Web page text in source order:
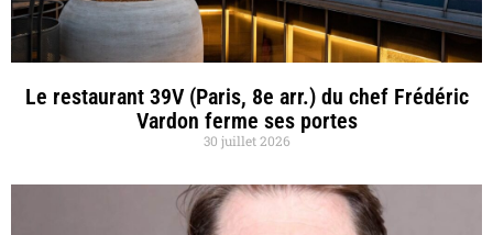
Le restaurant 39V (Paris, 8e arr.) du chef Frédéric
Vardon ferme ses portes
30 juillet 2026